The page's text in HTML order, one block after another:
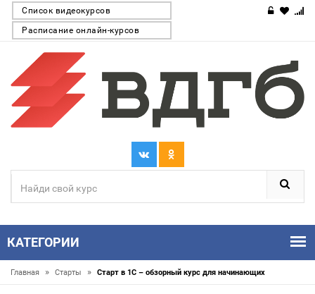
Список видеокурсов
Расписание онлайн-курсов
КАТЕГОРИИ
Главная » Старты » Старт в 1С – обзорный курс для начинающих